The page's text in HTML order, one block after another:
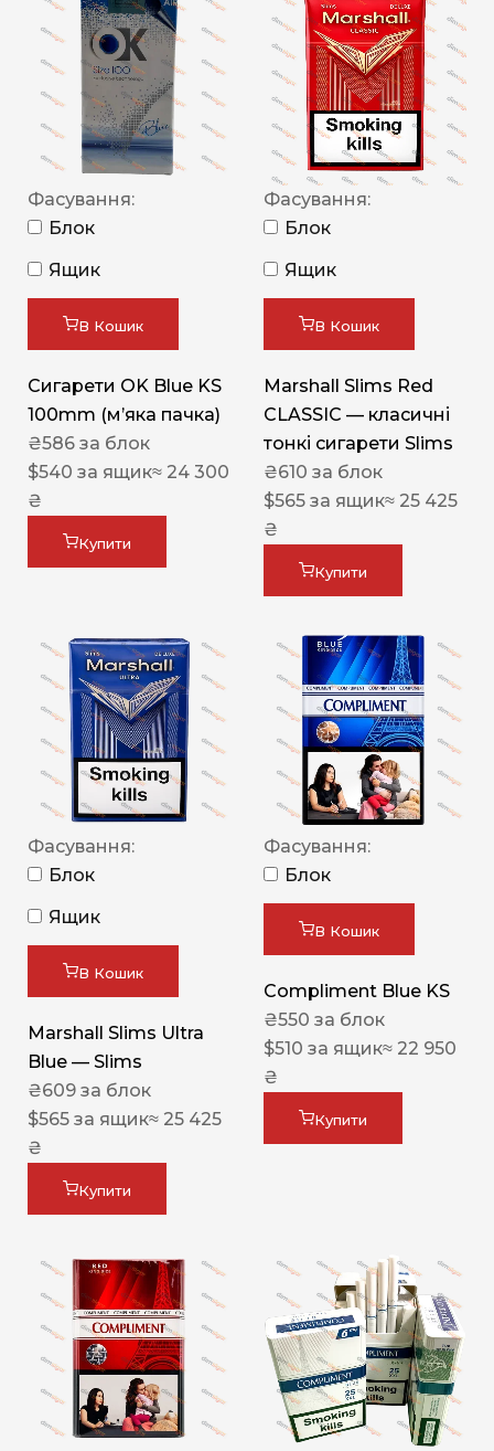
Фасування:
Блок
Ящик
В Кошик
Сигарети OK Blue KS
100mm (м’яка пачка)
₴586 за блок
$540 за ящик≈ 24 300
₴
Купити
Фасування:
Блок
Ящик
В Кошик
Marshall Slims Red
CLASSIC — класичні
тонкі сигарети Slims
₴610 за блок
$565 за ящик≈ 25 425
₴
Купити
Фасування:
Блок
Ящик
В Кошик
Marshall Slims Ultra
Blue — Slims
₴609 за блок
$565 за ящик≈ 25 425
₴
Купити
Фасування:
Блок
В Кошик
Compliment Blue KS
₴550 за блок
$510 за ящик≈ 22 950
₴
Купити